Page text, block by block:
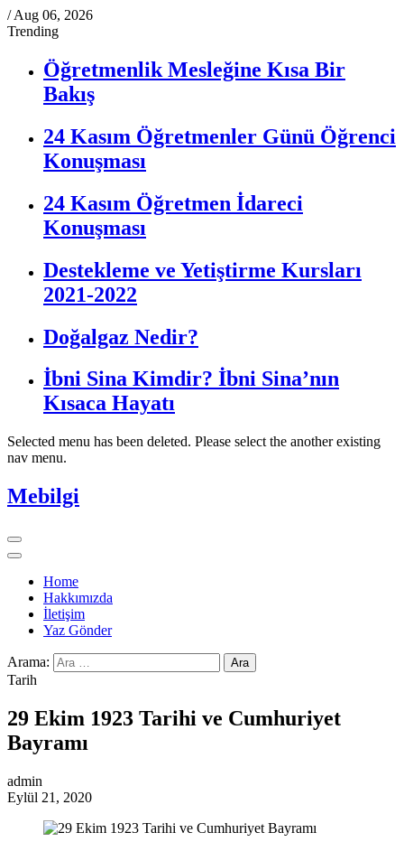
/ Aug 06, 2026
Trending
Öğretmenlik Mesleğine Kısa Bir
Bakış
24 Kasım Öğretmenler Günü Öğrenci
Konuşması
24 Kasım Öğretmen İdareci
Konuşması
Destekleme ve Yetiştirme Kursları
2021-2022
Doğalgaz Nedir?
İbni Sina Kimdir? İbni Sina’nın
Kısaca Hayatı
Selected menu has been deleted. Please select the another existing
nav menu.
Mebilgi
Home
Hakkımızda
İletişim
Yaz Gönder
Arama:
Tarih
29 Ekim 1923 Tarihi ve Cumhuriyet
Bayramı
admin
Eylül 21, 2020